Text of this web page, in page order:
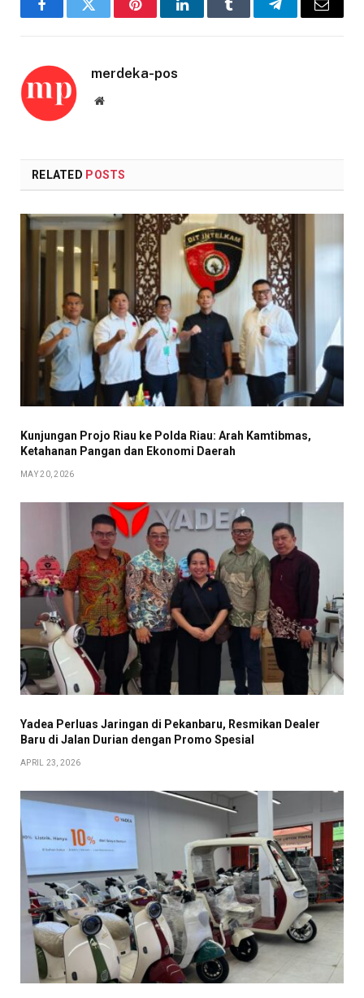
FacebookTwitter PinterestLinkedInTumblr TelegramEmail
merdeka-pos
Website
RELATED POSTS
Kunjungan Projo Riau ke Polda Riau: Arah Kamtibmas,
Ketahanan Pangan dan Ekonomi Daerah
MAY 20, 2026
Yadea Perluas Jaringan di Pekanbaru, Resmikan Dealer
Baru di Jalan Durian dengan Promo Spesial
APRIL 23, 2026